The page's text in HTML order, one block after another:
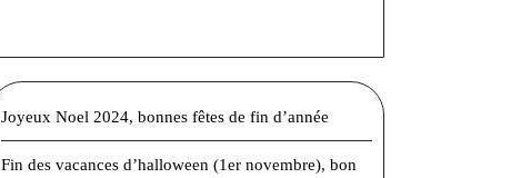
Joyeux Noel 2024, bonnes fêtes de fin d’année
Fin des vacances d’halloween (1er novembre), bon